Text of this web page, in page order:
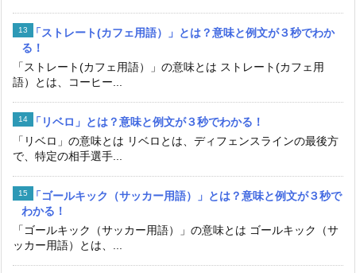
「ストレート(カフェ用語）」とは？意味と例文が３秒でわか
る！
「ストレート(カフェ用語）」の意味とは ストレート(カフェ用
語）とは、コーヒー...
「リベロ」とは？意味と例文が３秒でわかる！
「リベロ」の意味とは リベロとは、ディフェンスラインの最後方
で、特定の相手選手...
「ゴールキック（サッカー用語）」とは？意味と例文が３秒で
わかる！
「ゴールキック（サッカー用語）」の意味とは ゴールキック（サ
ッカー用語）とは、...